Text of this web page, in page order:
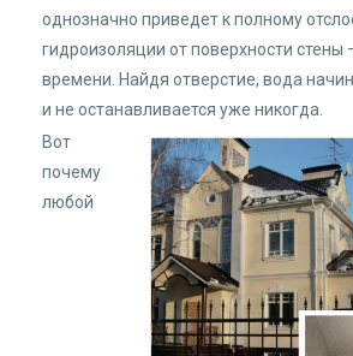
однозначно приведет к полному
гидроизоляции от поверхности стены
времени. Найдя отверстие, вода
и не останавливается уже никогда.
Вот
почему
любой